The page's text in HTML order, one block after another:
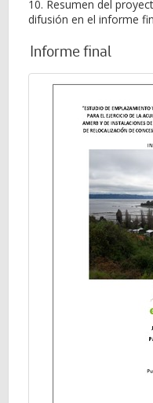
10. Resumen del
difusión en el informe
Informe final